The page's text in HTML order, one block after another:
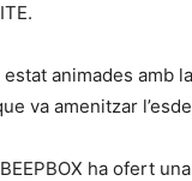
animades amb
va amenitzar
ha ofert